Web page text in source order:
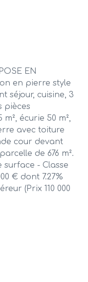
EN
en pierre style
séjour, cuisine, 3
pièces
écurie 50 m²,
avec toiture
cour devant
de 676 m².
surface - Classe
€ dont 7.27%
(Prix 110 000